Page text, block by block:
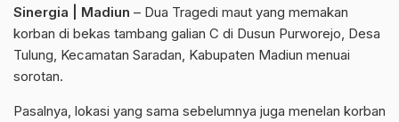
Sinergia | Madiun – Dua Tragedi maut yang memakan
korban di bekas tambang galian C di Dusun Purworejo, Desa
Tulung, Kecamatan Saradan, Kabupaten Madiun menuai
sorotan.
Pasalnya, lokasi yang sama sebelumnya juga menelan korban